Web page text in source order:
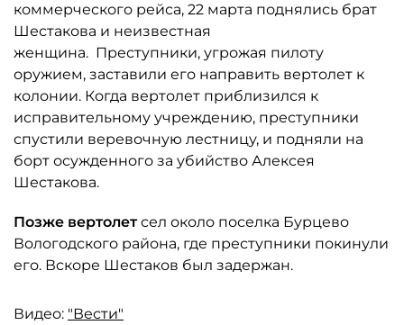
коммерческого рейса, 22 марта поднялись брат
Шестакова и неизвестная
женщина. Преступники, угрожая пилоту
оружием, заставили его направить вертолет к
колонии. Когда вертолет приблизился к
исправительному учреждению, преступники
спустили веревочную лестницу, и подняли на
борт осужденного за убийство Алексея
Шестакова.
Позже вертолетсел около поселка Бурцево
Вологодского района, где преступники покинули
его. Вскоре Шестаков был задержан.
Видео: "Вести"